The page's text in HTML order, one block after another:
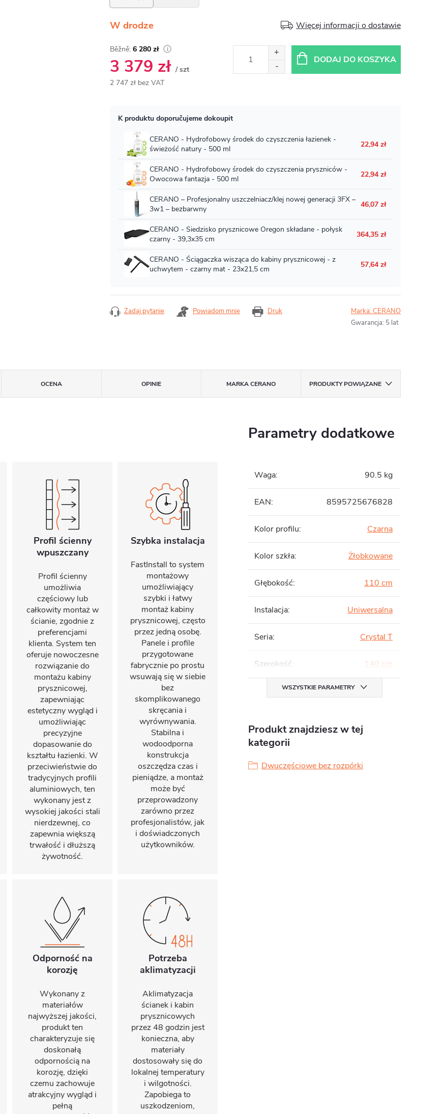
W drodze Więcej informacji o dostawie
6 280 zł
3 379 zł / szt
2 747 zł bez VAT
DODAJ DO KOSZYKA
Druk
Zadaj pytanie Powiadom mnie Marka:CERANO
Gwarancja: 5 lat
OCENA OPINIE MARKACERANO PRODUKTY POWIĄZANE
Profil ścienny
wpuszczany
Profil ścienny
umożliwia
częściowy lub
całkowity montaż w
ścianie, zgodnie z
preferencjami
klienta. System ten
oferuje nowoczesne
rozwiązanie do
montażu kabiny
prysznicowej,
zapewniając
estetyczny wygląd i
umożliwiając
precyzyjne
dopasowanie do
kształtu łazienki. W
przeciwieństwie do
tradycyjnych profili
aluminiowych, ten
wykonany jest z
wysokiej jakości stali
nierdzewnej, co
zapewnia większą
trwałość i dłuższą
żywotność.
Szybka instalacja
FastInstall to system
montażowy
umożliwiający
szybki i łatwy
montaż kabiny
prysznicowej, często
przez jedną osobę.
Panele i profile
przygotowane
fabrycznie po prostu
wsuwają się w siebie
bez
skomplikowanego
skręcania i
wyrównywania.
Stabilna i
wodoodporna
konstrukcja
oszczędza czas i
pieniądze, a montaż
może być
przeprowadzony
zarówno przez
profesjonalistów, jak
i doświadczonych
użytkowników.
Odporność na
korozję
Wykonany z
materiałów
najwyższej jakości,
produkt ten
charakteryzuje się
doskonałą
odpornością na
korozję, dzięki
czemu zachowuje
atrakcyjny wygląd i
pełną
Potrzeba
aklimatyzacji
Aklimatyzacja
ścianek i kabin
prysznicowych
przez 48 godzin jest
konieczna, aby
materiały
dostosowały się do
lokalnej temperatury
i wilgotności.
Zapobiega to
uszkodzeniom,
Parametry dodatkowe
Waga: 90.5 kg
EAN: 8595725676828
Kolor profilu: Czarna
Kolor szkła: Żłobkowane
Głębokość: 110 cm
Instalacja: Uniwersalna
Seria: Crystal T
Szerokość: 140 cm
WSZYSTKIE PARAMETRY
Produkt znajdziesz w tej
kategorii
Dwuczęściowe bez rozpórki